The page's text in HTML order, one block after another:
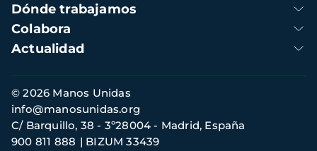
Dónde trabajamos
Colabora
Actualidad
Información
de
contacto
© 2026 Manos Unidas
C/ Barquillo, 38 - 3º28004 - Madrid, España
900 811 888
BIZUM 33439
info@manosunidas.org